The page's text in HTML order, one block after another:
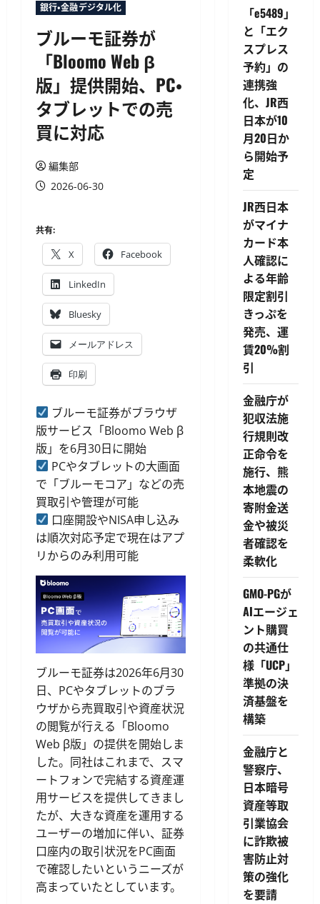
銀行・金融デジタル化
ブルーモ証券が
「Bloomo Web β
版」提供開始、PC・
タブレットでの売
買に対応
編集部
2026-06-30
共有:
X Facebook
LinkedIn
Bluesky
メールアドレス
印刷
ブルーモ証券がブラウザ
版サービス「Bloomo Web β
版」を6月30日に開始
PCやタブレットの大画面
で「ブルーモコア」などの売
買取引や管理が可能
口座開設やNISA申し込み
は順次対応予定で現在はアプ
リからのみ利用可能
ブルーモ証券は2026年6月30
日、PCやタブレットのブラ
ウザから売買取引や資産状況
の閲覧が行える「Bloomo
Web β版」の提供を開始しま
した。同社はこれまで、スマ
ートフォンで完結する資産運
用サービスを提供してきまし
たが、大きな資産を運用する
ユーザーの増加に伴い、証券
口座内の取引状況をPC画面
で確認したいというニーズが
高まっていたとしています。
「e5489」
と「エク
スプレス
予約」の
連携強
化、JR西
日本が10
月20日か
ら開始予
定
JR西日本
がマイナ
カード本
人確認に
よる年齢
限定割引
きっぷを
発売、運
賃20%割
引
金融庁が
犯収法施
行規則改
正命令を
施行、熊
本地震の
寄附金送
金や被災
者確認を
柔軟化
GMO-PGが
AIエージェ
ント購買
の共通仕
様「UCP」
準拠の決
済基盤を
構築
金融庁と
警察庁、
日本暗号
資産等取
引業協会
に詐欺被
害防止対
策の強化
を要請